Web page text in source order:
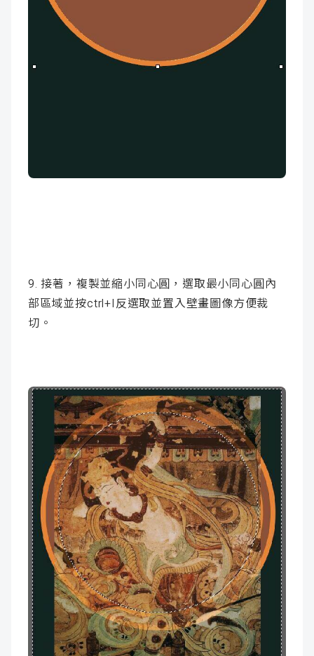
9. 接著，複製並縮小同心圓，選取最小同心圓內
部區域並按ctrl+I反選取並置入壁畫圖像方便裁
切。